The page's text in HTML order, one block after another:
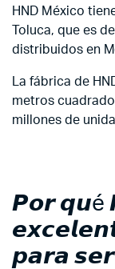
HND México
Toluca, que es
distribuidos en
La fábrica de
metros
millones de
𝙋𝙤𝙧 𝙦𝙪é
𝙥𝙖𝙧𝙖